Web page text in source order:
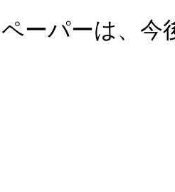
ーパーは、今